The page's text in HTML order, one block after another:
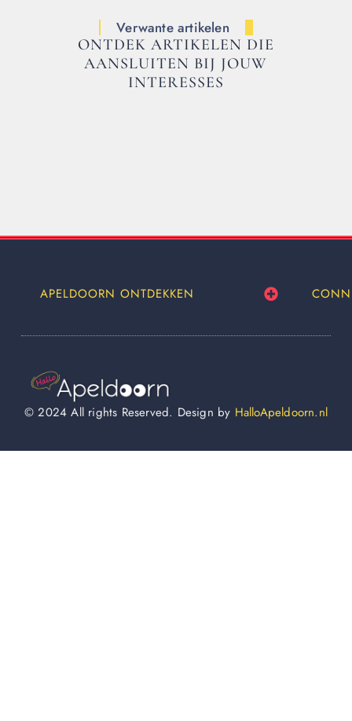
Verwante artikelen
ONTDEK ARTIKELEN DIE
AANSLUITEN BIJ JOUW
INTERESSES
APELDOORN ONTDEKKEN
© 2024 All rights Reserved. Design by HalloApeldoorn.nl